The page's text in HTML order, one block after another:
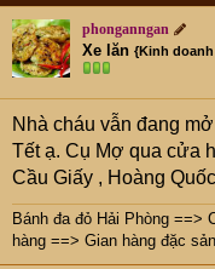
phonganngan
Xe lăn {Kinh
Nhà cháu vẫn đang
Tết ạ. Cụ Mợ qua cửa
Cầu Giấy , Hoàng
Bánh đa đỏ Hải Phòng ==>
hàng ==> Gian hàng đặc